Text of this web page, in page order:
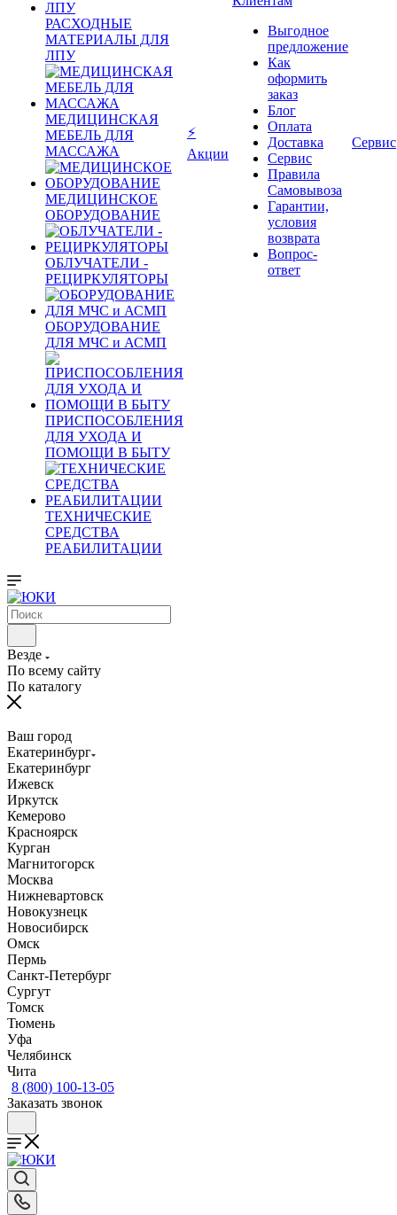
РАСХОДНЫЕ
МАТЕРИАЛЫ ДЛЯ
ЛПУ
МЕДИЦИНСКАЯ
МЕБЕЛЬ ДЛЯ
МАССАЖА
МЕДИЦИНСКОЕ
ОБОРУДОВАНИЕ
ОБЛУЧАТЕЛИ -
РЕЦИРКУЛЯТОРЫ
ОБОРУДОВАНИЕ
ДЛЯ МЧС и АСМП
ПРИСПОСОБЛЕНИЯ
ДЛЯ УХОДА И
ПОМОЩИ В БЫТУ
ТЕХНИЧЕСКИЕ
СРЕДСТВА
РЕАБИЛИТАЦИИ
⚡
Акции
Выгодное
предложение
Как
оформить
заказ
Блог
Оплата
Доставка
Сервис
Правила
Самовывоза
Гарантии,
условия
возврата
Вопрос-
ответ
Сервис
Везде
По всему сайту
По каталогу
Ваш город
Екатеринбург
Екатеринбург
Ижевск
Иркутск
Кемерово
Красноярск
Курган
Магнитогорск
Москва
Нижневартовск
Новокузнецк
Новосибирск
Омск
Пермь
Санкт-Петербург
Сургут
Томск
Тюмень
Уфа
Челябинск
Чита
8 (800) 100-13-05
Заказать звонок